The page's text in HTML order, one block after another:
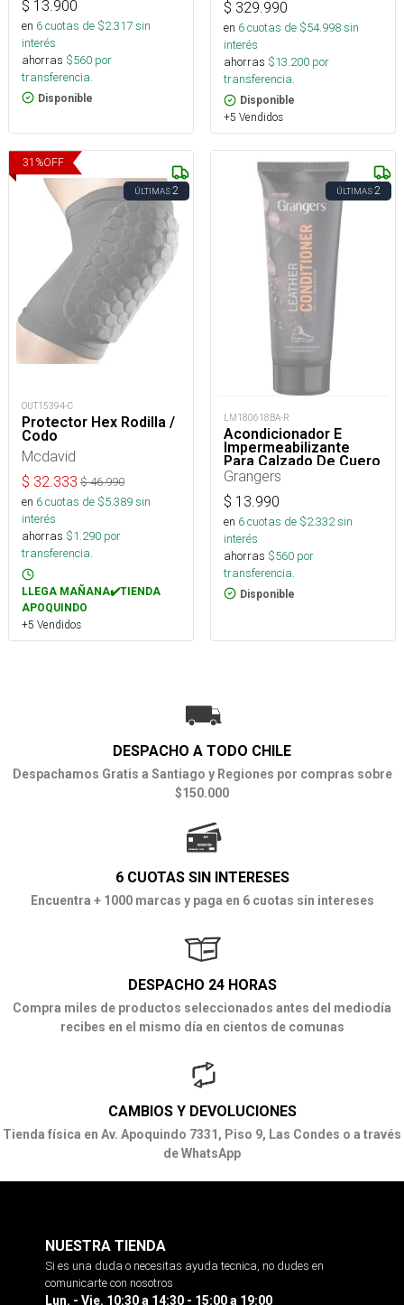
$ 13.900
en 6cuotas de $2.317sin
interés
ahorras $560 por
transferencia.
Disponible
$ 329.990
en 6cuotas de $54.998sin
interés
ahorras $13.200 por
transferencia.
Disponible
+5 Vendidos
31 %OFF
ÚLTIMAS2
OUT15394-C
Protector Hex Rodilla /
Codo
Mcdavid
$ 32.333 $46.990
en 6cuotas de $5.389sin
interés
ahorras $1.290 por
transferencia.
LLEGA MAÑANA✔️TIENDA
APOQUINDO
+5 Vendidos
ÚLTIMAS2
LM180618BA-R
Acondicionador E
Impermeabilizante
Para Calzado De Cuero
75 Ml
Grangers
$ 13.990
en 6cuotas de $2.332sin
interés
ahorras $560 por
transferencia.
Disponible
DESPACHO A TODO CHILE
Despachamos Gratis a Santiago y Regiones por compras sobre
$150.000
6 CUOTAS SIN INTERESES
Encuentra + 1000 marcas y paga en 6 cuotas sin intereses
DESPACHO 24 HORAS
Compra miles de productos seleccionados antes del mediodía
recibes en el mismo día en cientos de comunas
CAMBIOS Y DEVOLUCIONES
Tienda física en Av. Apoquindo 7331, Piso 9, Las Condes o a través
de WhatsApp
NUESTRA TIENDA
Si es una duda o necesitas ayuda tecnica, no dudes en
comunicarte con nosotros
Lun. - Vie. 10:30 a 14:30 - 15:00 a 19:00